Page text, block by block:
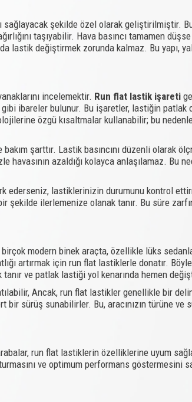
sağlayacak şekilde özel olarak geliştirilmiştir.
taşıyabilir. Hava basıncı tamamen
lastik değiştirmek zorunda kalmaz. Bu yapı,
incelemektir. Run flat lastik işareti
ibareler bulunur. Bu işaretler, lastiğin
özgü kısaltmalar kullanabilir; bu
şarttır. Lastik basıncını düzenli olarak
azaldığı kolayca anlaşılamaz. Bu
ederseniz, lastiklerinizin durumunu kontrol
ilerlemenize olanak tanır. Bu süre
modern binek araçta, özellikle lüks
artırmak için run flat lastiklerle donatır.
ve patlak lastiği yol kenarında hemen
Ancak, run flat lastikler genellikle bir
sürüş sunabilirler. Bu, aracınızın türüne
run flat lastiklerin özelliklerine uyum
ve optimum performans göstermesini